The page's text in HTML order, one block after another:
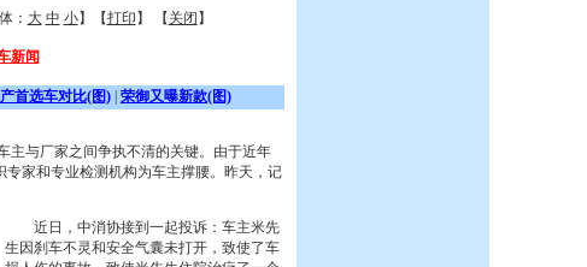
： 大 中 小】【打印 】 【 关闭 】
新闻
首选车对比(图) 荣御又曝新款(图)
与厂家之间争执不清的关键。由于近年
家和专业检测机构为车主撑腰。昨天，记
近日，中消协接到一起投诉：车主米先
生因刹车不灵和安全气囊未打开，致使了车